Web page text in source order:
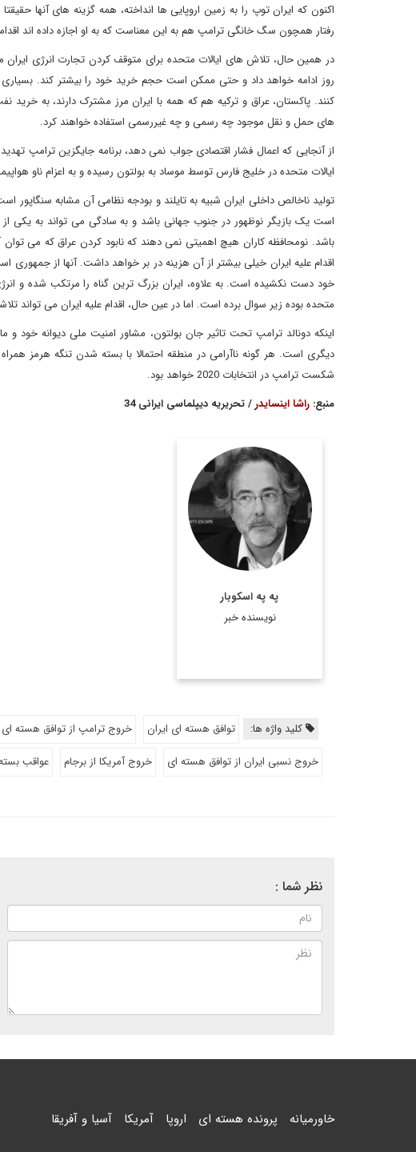
اکنون که ایران توپ را به زمین اروپایی ها انداخته، همه گزینه های آنها
رفتار همچون سگ خانگی ترامپ هم به این معناست که به او اجازه داده اند
روز ادامه خواهد داد و حتی ممکن است حجم خرید خود را بیشتر کند. بسیاری
کنند. پاکستان، عراق و ترکیه هم که همه با ایران مرز مشترک دارند، به خرید
های حمل و نقل موجود چه رسمی و چه غیررسمی استفاده خواهند کرد.
از آنجایی که اعمال فشار اقتصادی جواب نمی دهد، برنامه جایگزین ترامپ
ایالات متحده در خلیج فارس توسط موساد به بولتون رسیده و به اعزام ناو
تولید ناخالص داخلی ایران شبیه به تایلند و بودجه نظامی آن مشابه سنگاپور
خود دست نکشیده است. به علاوه، ایران بزرگ ترین گناه را مرتکب شده و انرژی
متحده بوده زیر سوال برده است. اما در عین حال، اقدام علیه ایران می تواند
اینکه دونالد ترامپ تحت تاثیر جان بولتون، مشاور امنیت ملی دیوانه خود و
دیگری است. هر گونه ناآرامی در منطقه احتمالا با بسته شدن تنگه هرمز
شکست ترامپ در انتخابات 2020 خواهد بود.
منبع: راشا اینسایدر/ تحریریه دیپلماسی ایرانی 34
په په اسکوبار
نویسنده خبر
په په اسكوبار يك روزنامه
نگار برزيلي (متولد 1954)
است. وي ستون نويس
نشريه
آسيا تايمزاست و
همچنين به عنوان تحليلگر
ديسپچ ...
کلید واژه ها: توافق هسته ای ایران خروج ترامپ از توافق هسته ای
خروج نسبی ایران از توافق هسته ای
خروج آمریکا از برجام عواقب
نظر شما :
خاورمیانه پرونده هسته ای اروپا آمریکا آسیا و آفریقا